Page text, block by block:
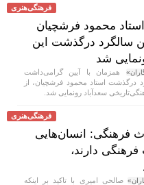
فرهنگی‌هنری
محمود فرشچیان
سالگرد درگذشت این
شد
همزمان با آیین گرامی‌داشت
درگذشت استاد محمود فرشچیان، از
سعدآباد رونمایی شد.
فرهنگی‌هنری
فرهنگی: انسان‌هایی
دارند،
صالحی امیری با تاکید بر اینکه